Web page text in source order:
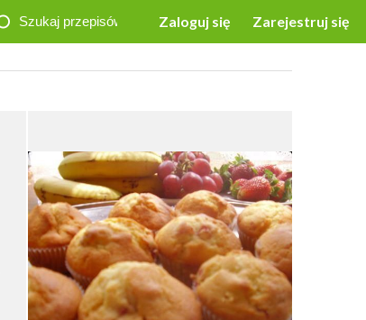
Zaloguj się Zarejestruj się